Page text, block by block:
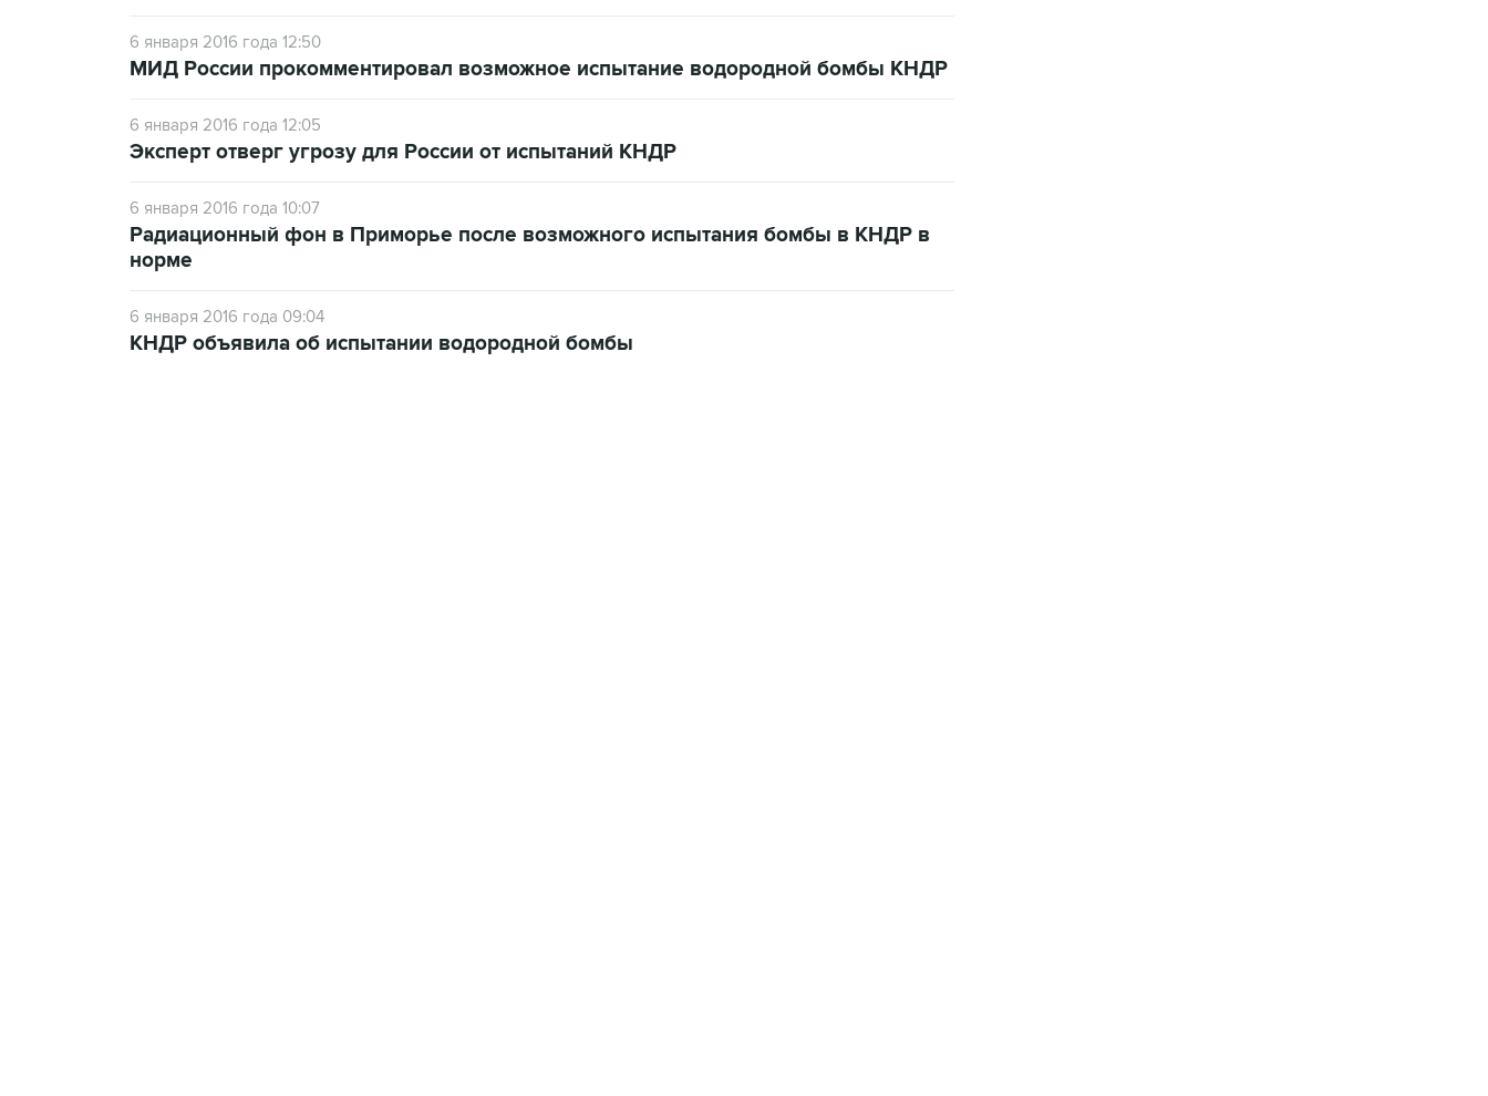
6 января 2016 года 12:50
МИД России прокомментировал возможное испытание водородной бомбы КНДР
6 января 2016 года 12:05
Эксперт отверг угрозу для России от испытаний КНДР
6 января 2016 года 10:07
Радиационный фон в Приморье после возможного испытания бомбы в КНДР в
норме
6 января 2016 года 09:04
КНДР объявила об испытании водородной бомбы